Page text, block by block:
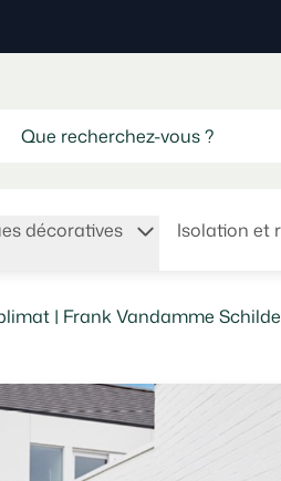
décoratives Isolation et
| Frank Vandamme